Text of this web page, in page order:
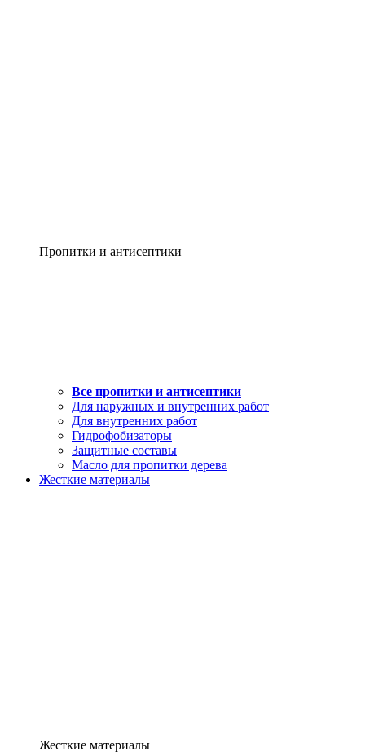
Пропитки и антисептики
Все пропитки и антисептики
Для наружных и внутренних работ
Для внутренних работ
Гидрофобизаторы
Защитные составы
Масло для пропитки дерева
Жесткие материалы
Жесткие материалы